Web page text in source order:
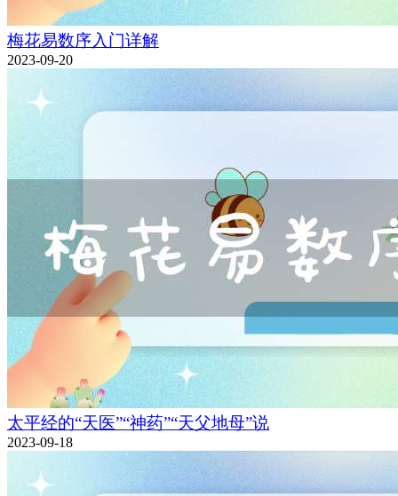
梅花易数序入门详解
2023-09-20
太平经的“天医”“神药”“天父地母”说
2023-09-18